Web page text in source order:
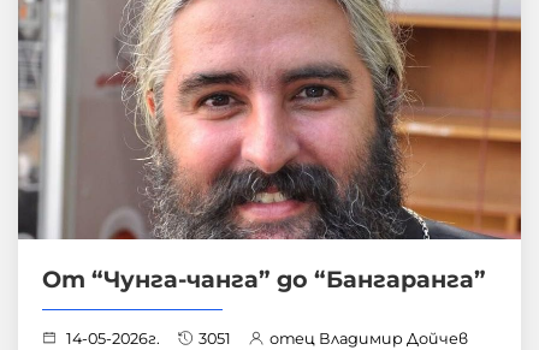
От “Чунга-чанга” до “Бангаранга”
14-05-2026г. 3051 отец Владимир Дойчев